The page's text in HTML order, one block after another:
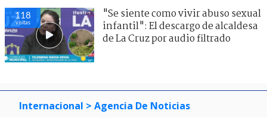
118
visitas
"Se siente como vivir abuso sexual
infantil": El descargo de alcaldesa
de La Cruz por audio filtrado
Internacional > Agencia De Noticias